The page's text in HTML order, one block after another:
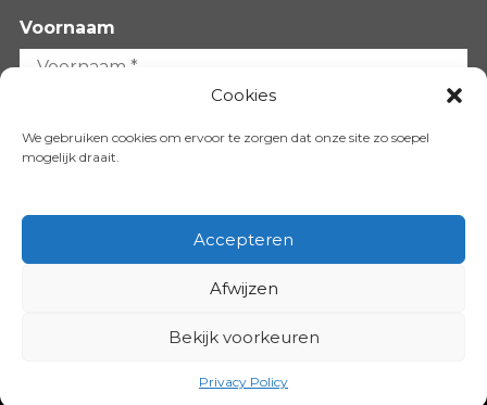
Cookies
We gebruiken cookies om ervoor te zorgen dat onze site zo soepel
mogelijk draait.
Accepteren
Afwijzen
Bekijk voorkeuren
Privacy Policy
Voornaam
VOLG ONS OP: